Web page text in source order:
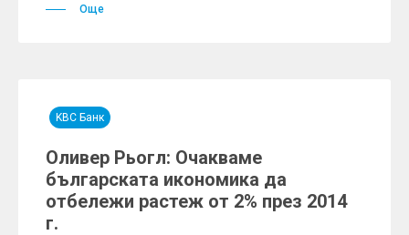
Още
KBC Банк
Оливер Рьогл: Очакваме
българската икономика да
отбележи растеж от 2% през 2014
г.